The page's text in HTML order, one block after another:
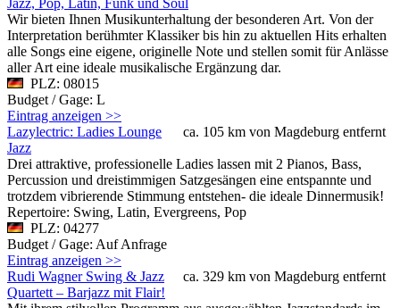
Wir bieten Ihnen Musikunterhaltung der besonderen Art. Von der
Interpretation berühmter Klassiker bis hin zu aktuellen Hits erhalten
alle Songs eine eigene, originelle Note und stellen somit für Anlässe
aller Art eine ideale musikalische Ergänzung dar.
PLZ: 08015
Budget / Gage: L
Eintrag anzeigen >>
ca. 105 km von Magdeburg entfernt
Lazylectric: Ladies Lounge
Jazz
Drei attraktive, professionelle Ladies lassen mit 2 Pianos, Bass,
Percussion und dreistimmigen Satzgesängen eine entspannte und
trotzdem vibrierende Stimmung entstehen- die ideale Dinnermusik!
Repertoire: Swing, Latin, Evergreens, Pop
PLZ: 04277
Budget / Gage: Auf Anfrage
Eintrag anzeigen >>
ca. 329 km von Magdeburg entfernt
Rudi Wagner Swing & Jazz
Quartett – Barjazz mit Flair!